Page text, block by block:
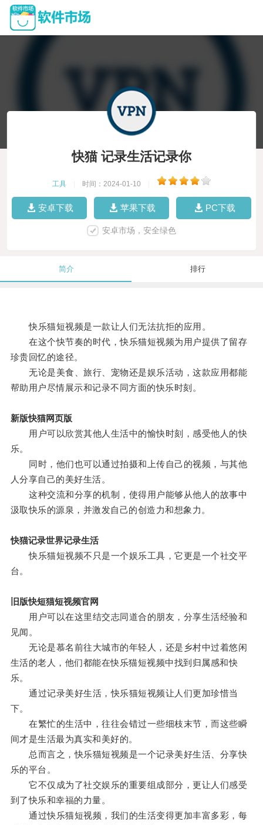
快猫 记录生活记录你
工具 时间：2024-01-10
安卓下载 苹果下载 PC下载
安卓市场，安全绿色
简介 排行
快乐猫短视频是一款让人们无法抗拒的应用。
在这个快节奏的时代，快乐猫短视频为用户提供了留存
珍贵回忆的途径。
无论是美食、旅行、宠物还是娱乐活动，这款应用都能
帮助用户尽情展示和记录不同方面的快乐时刻。
新版快猫网页版
用户可以欣赏其他人生活中的愉快时刻，感受他人的快
乐。
同时，他们也可以通过拍摄和上传自己的视频，与其他
人分享自己的美好生活。
这种交流和分享的机制，使得用户能够从他人的故事中
汲取快乐的源泉，并激发自己的创造力和想象力。
快猫记录世界记录生活
快乐猫短视频不只是一个娱乐工具，它更是一个社交平
台。
旧版快短猫短视频官网
用户可以在这里结交志同道合的朋友，分享生活经验和
见闻。
无论是慕名前往大城市的年轻人，还是乡村中过着悠闲
生活的老人，他们都能在快乐猫短视频中找到归属感和快
乐。
通过记录美好生活，快乐猫短视频让人们更加珍惜当
下。
在繁忙的生活中，往往会错过一些细枝末节，而这些瞬
间才是生活最为真实和美好的。
总而言之，快乐猫短视频是一个记录美好生活、分享快
乐的平台。
它不仅成为了社交娱乐的重要组成部分，更让人们感受
到了快乐和幸福的力量。
通过快乐猫短视频，我们的生活变得更加丰富多彩，每